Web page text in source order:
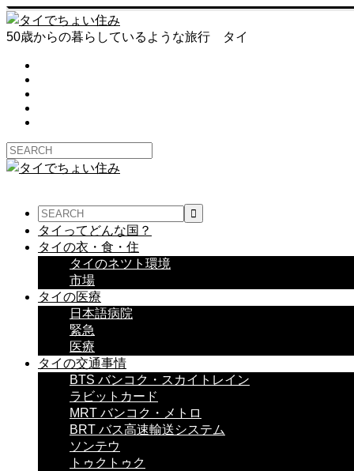
50歳からの暮らしているような旅行 タイ
タイってどんな国？
タイの衣・食・住
タイのネツト環境
市場
タイの医療
日本語病院
緊急
医療
タイの交通事情
BTS バンコク・スカイトレイン
ラビットカード
MRT バンコク・メトロ
BRT バス高速輸送システム
ソンテウ
トゥクトゥク